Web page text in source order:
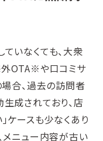
いなくても、大衆
外OTA※や口コミサ
場合、過去の訪問者
成されており、店
ケースも少なくあり
メニュー内容が古い